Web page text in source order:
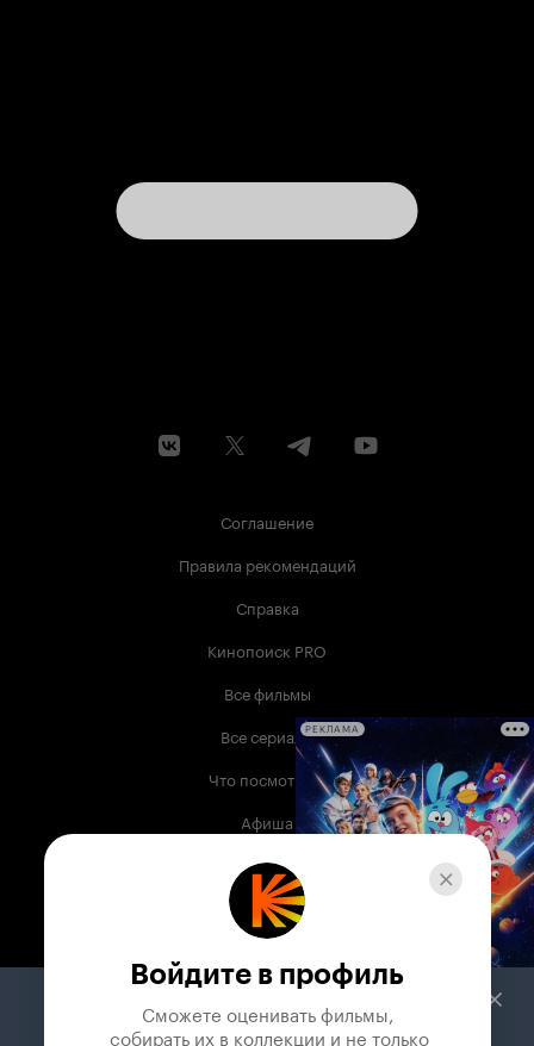
Соглашение
Правила рекомендаций
Справка
Кинопоиск PRO
Все фильмы
Все сериалы
Что посмотреть
Афиша
Музыка
Телепрограмма
Служба поддержки
РЕКЛАМА
Войдите в профиль
Сможете оценивать фильмы,
собирать их в коллекции и не только